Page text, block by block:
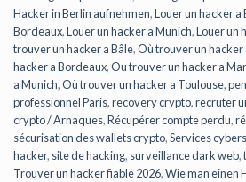
Hacker in Berlin aufnehmen,Louer un hacker a
Bordeaux,Louer un hacker a Munich,Louer un
trouver un hacker a Bâle,Où trouver un hacker
hacker a Bordeaux,Ou trouver un hacker a
a Munich,Où trouver un hacker a Toulouse,
professionnel Paris,recovery crypto,recruter
crypto / Arnaques,Récupérer compte perdu,
sécurisation des wallets crypto,Services
hacker, site de hacking, surveillance dark web,
Trouver un hacker fiable 2026,Wie man einen